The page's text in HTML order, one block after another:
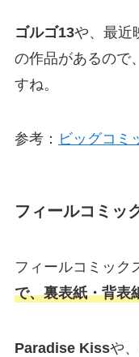
ゴルゴ13や、最近
の作品があるので
すね。
参考： ビッグコミ
フィールコミッ
フィールコミック
で、裏表紙・背表
Paradise Kissや、